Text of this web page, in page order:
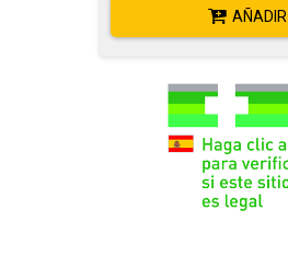
AÑADIR